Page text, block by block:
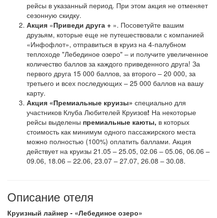
рейсы в указанный период. При этом акция не отменяет
сезонную скидку.
Акция «Приведи друга + ». Посоветуйте вашим
друзьям, которые еще не путешествовали с компанией
«Инфофлот», отправиться в круиз на 4-палубном
теплоходе "Лебединое озеро" – и получите увеличенное
количество баллов за каждого приведенного друга! За
первого друга 15 000 баллов, за второго – 20 000, за
третьего и всех последующих – 25 000 баллов на вашу
карту.
Акция «Премиальные круизы» специально для
участников Клуба Любителей Круизов! На некоторые
рейсы выделены премиальные каюты, в которых
стоимость как минимум одного пассажирского места
можно полностью (100%) оплатить баллами. Акция
действует на круизы 21.05 – 25.05, 02.06 – 05.06, 06.06 –
09.06, 18.06 – 22.06, 23.07 – 27.07, 26.08 – 30.08.
Описание отеля
Круизный лайнер - «Лебединое озеро»